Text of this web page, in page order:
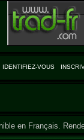
IDENTIFIEZ-VOUS
en Français.